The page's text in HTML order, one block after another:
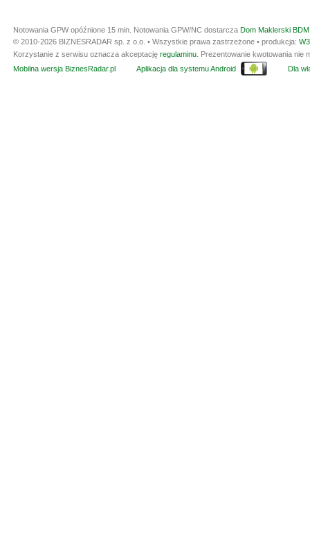
Notowania GPW opóźnione 15 min. Notowania GPW/NC dostarcza Dom Maklerski
© 2010-2026 BIZNESRADAR sp. z o.o. • Wszystkie prawa zastrzeżone • produkcja:
Korzystanie z serwisu oznacza akceptację regulaminu . Prezentowanie kwotowania
Mobilna wersja BiznesRadar.pl
Aplikacja dla systemu Android Dla